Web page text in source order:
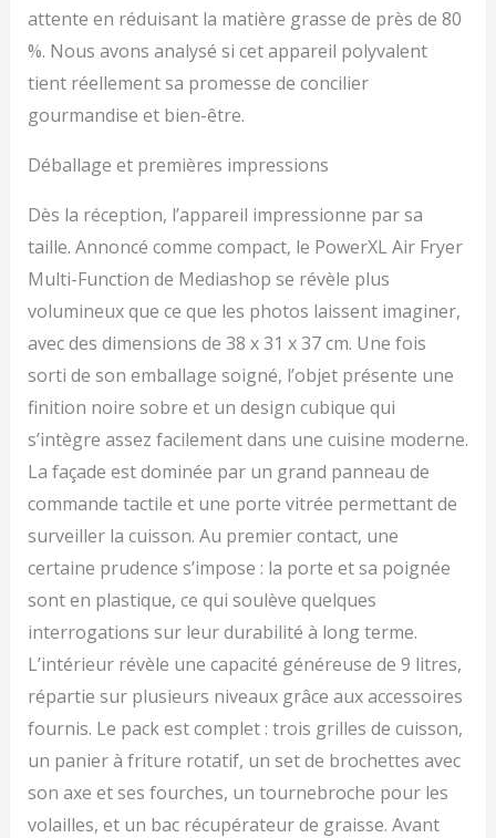
attente en réduisant la matière grasse de près de 80
%. Nous avons analysé si cet appareil polyvalent
tient réellement sa promesse de concilier
gourmandise et bien-être.
Déballage et premières impressions
Dès la réception, l’appareil impressionne par sa
taille. Annoncé comme compact, le PowerXL Air Fryer
Multi-Function de Mediashop se révèle plus
volumineux que ce que les photos laissent imaginer,
avec des dimensions de 38 x 31 x 37 cm. Une fois
sorti de son emballage soigné, l’objet présente une
finition noire sobre et un design cubique qui
s’intègre assez facilement dans une cuisine moderne.
La façade est dominée par un grand panneau de
commande tactile et une porte vitrée permettant de
surveiller la cuisson. Au premier contact, une
certaine prudence s’impose : la porte et sa poignée
sont en plastique, ce qui soulève quelques
interrogations sur leur durabilité à long terme.
L’intérieur révèle une capacité généreuse de 9 litres,
répartie sur plusieurs niveaux grâce aux accessoires
fournis. Le pack est complet : trois grilles de cuisson,
un panier à friture rotatif, un set de brochettes avec
son axe et ses fourches, un tournebroche pour les
volailles, et un bac récupérateur de graisse. Avant